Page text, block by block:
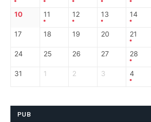
10 11 12 13 14
17 18 19 20 21
24 25 26 27 28
31 1 2 3 4
PUB